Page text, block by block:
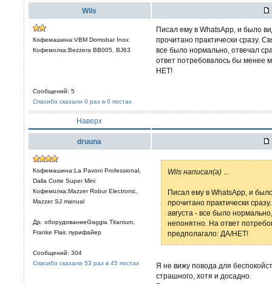
Wils
Кофемашина:VBM Domobar Inox
Кофемолка:Bezzera BB005, BJ63
Сообщений: 5
Спасибо сказали 0 раз в 0 постах
Писал ему в WhatsApp, и было
прочитано практически сразу.
все было нормально, отвечал
ответ потребовалось бы менее
НЕТ!
Наверх
druuna
Кофемашина:La Pavoni Professional,
Dalla Corte Super Mini
Кофемолка:Mazzer Robur Electronic,
Mazzer SJ manual
Др. оборудованиеGaggia Titanium,
Franke Flair, пурифайер
Сообщений: 304
Спасибо сказали 53 раз в 45 постах
Wils написал(а)
Писал ему в WhatsApp, и
прочитано практически
августа - все было
непонятно. На ответ
предполагало: ДА/НЕТ!
Я не вижу повода для
страшного, хотя и досадно.